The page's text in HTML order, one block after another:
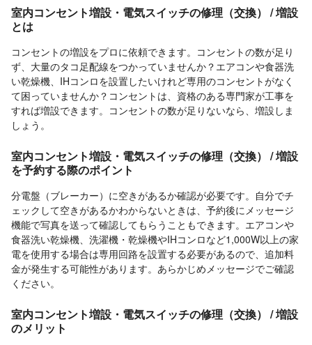
室内コンセント増設・電気スイッチの修理（交換） / 増設
とは
コンセントの増設をプロに依頼できます。コンセントの数が足り
ず、大量のタコ足配線をつかっていませんか？エアコンや食器洗
い乾燥機、IHコンロを設置したいけれど専用のコンセントがなく
て困っていませんか？コンセントは、資格のある専門家が工事を
すれば増設できます。コンセントの数が足りないなら、増設しま
しょう。
室内コンセント増設・電気スイッチの修理（交換） / 増設
を予約する際のポイント
分電盤（ブレーカー）に空きがあるか確認が必要です。自分でチ
ェックして空きがあるかわからないときは、予約後にメッセージ
機能で写真を送って確認してもらうこともできます。エアコンや
食器洗い乾燥機、洗濯機・乾燥機やIHコンロなど1,000W以上の家
電を使用する場合は専用回路を設置する必要があるので、追加料
金が発生する可能性があります。あらかじめメッセージでご確認
ください。
室内コンセント増設・電気スイッチの修理（交換） / 増設
のメリット